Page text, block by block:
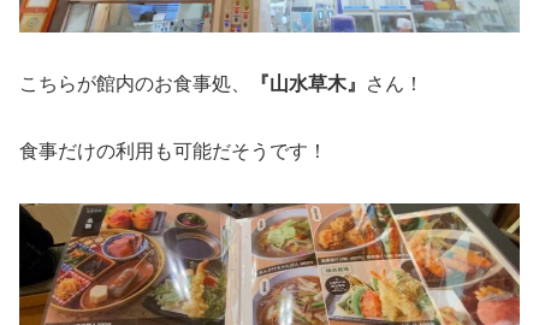
こちらが館内のお食事処、 『山水草木』 さん！
食事だけの利用も可能だそうです！